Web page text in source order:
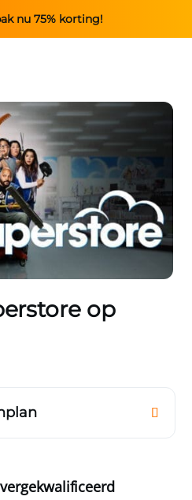
nu 75% korting!
op